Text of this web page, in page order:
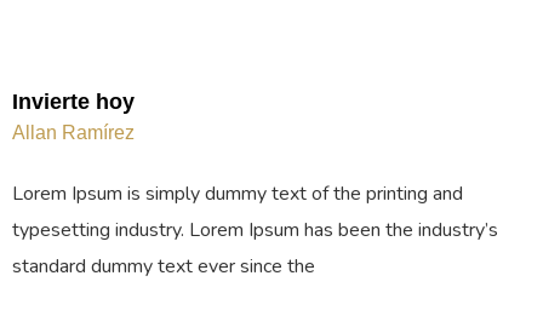
Invierte hoy
Allan Ramírez
Lorem Ipsum is simply dummy text of the printing and
typesetting industry. Lorem Ipsum has been the industry’s
standard dummy text ever since the